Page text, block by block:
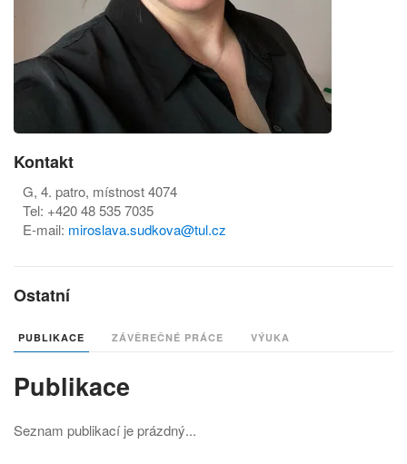
Kontakt
G, 4. patro, místnost 4074
Tel: +420 48 535 7035
E-mail: miroslava.sudkova@tul.cz
Ostatní
PUBLIKACE ZÁVĚREČNÉ PRÁCE VÝUKA
Publikace
Seznam publikací je prázdný...